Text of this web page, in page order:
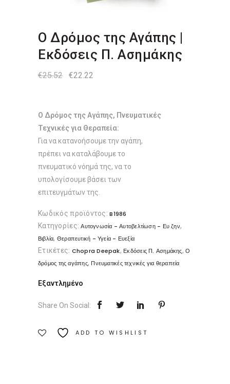
Ο Δρόμος της Αγάπης |
Εκδόσεις Π. Ασημάκης
€25.52
Original
€22.22
Ο Δρόμος της Αγάπης, Πνευματικές
Τεχνικές για Θεραπεία:
Για να κατανοήσουμε την αγάπη,
πρέπει να καταλάβουμε το
πνευματικό νόημά της, να το
υπολογίσουμε βάσει των
επιτευγμάτων της.
Κωδικός προϊόντος:B1986
Κατηγορίες:Αυτογνωσία - Αυτοβελτίωση - Ευ ζην,
Βιβλία, Θεραπευτική - Υγεία - Ευεξία
Ετικέτες: Chopra Deepak, Εκδόσεις Π. Ασημάκης,Ο
δρόμος της αγάπης, Πνευματικές τεχνικές για θεραπεία
Εξαντλημένο
Share On Social:
ADD TO WISHLIST